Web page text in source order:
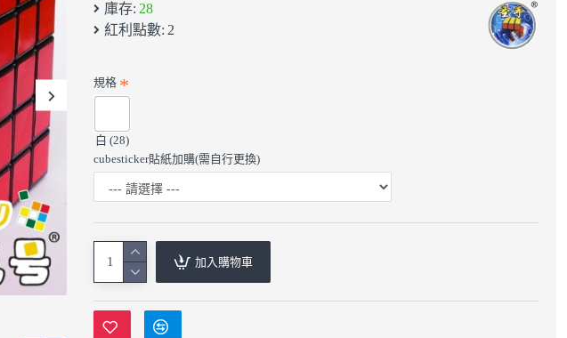
庫存: 28
紅利點數: 2
規格
白 (28)
cubesticker貼紙加購(需自行更換)
加入購物車